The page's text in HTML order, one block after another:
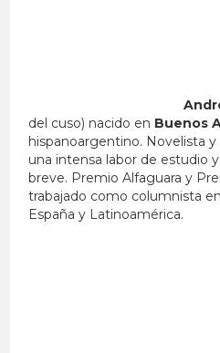
del cuso) nacido en Buenos
hispanoargentino. Novelista
una intensa labor de estudio
breve. Premio Alfaguara y
trabajado como columnista
España y Latinoamérica.